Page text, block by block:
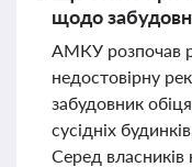
щодо
АМКУ розпочав
недостовірну
забудовник
сусідніх
Серед